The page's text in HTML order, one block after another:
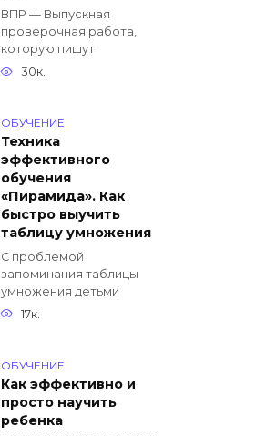
ВПР — Выпускная
проверочная работа,
которую пишут
30к.
ОБУЧЕНИЕ
Техника
эффективного
обучения
«Пирамида». Как
быстро выучить
таблицу умножения
С проблемой
запоминания таблицы
умножения детьми
17к.
ОБУЧЕНИЕ
Как эффективно и
просто научить
ребенка